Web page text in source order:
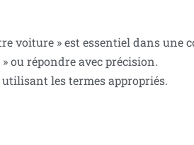
voiture » est essentiel dans une
ou répondre avec précision.
les termes appropriés.